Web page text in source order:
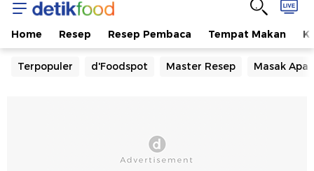
Home Resep Resep Pembaca Tempat Makan
Terpopuler d'Foodspot Master Resep Masak Apa